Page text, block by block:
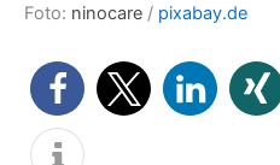
Foto: ninocare / pixabay.de